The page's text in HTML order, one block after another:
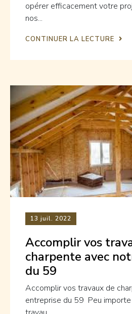
opérer efficacement votre
nos...
CONTINUER LA LECTURE
13 juil. 2022
Accomplir vos
charpente avec
du 59
Accomplir vos travaux de
entreprise du 59 Peu importe